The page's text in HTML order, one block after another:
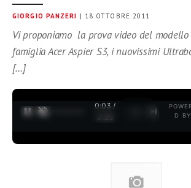
GIORGIO PANZERI | 18 OTTOBRE 2011
Vi proponiamo la prova video del
famiglia Acer Aspier S3, i nuovissimi
[…]
0:03 /
3:35
D BY